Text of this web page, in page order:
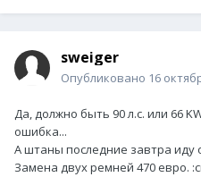
sweiger
Опубликовано 16
Да, должно быть 90 л.с. или 66
ошибка...
А штаны последние завтра иду
Замена двух ремней 470 евро.